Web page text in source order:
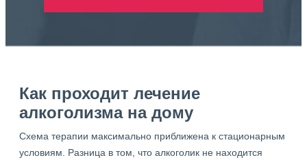
Как проходит лечение
алкоголизма на дому
Схема терапии максимально приближена к стационарным
условиям. Разница в том, что алкоголик не находится